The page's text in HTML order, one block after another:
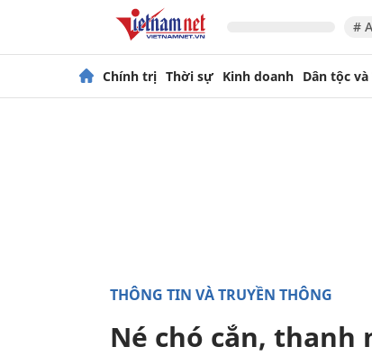
#
Chính trị Thời sự Kinh doanh Dân tộc
THÔNG TIN VÀ TRUYỀN THÔNG
Né chó cắn,